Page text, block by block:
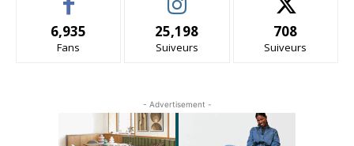
6,935
Fans
25,198
Suiveurs
708
Suiveurs
- Advertisement -